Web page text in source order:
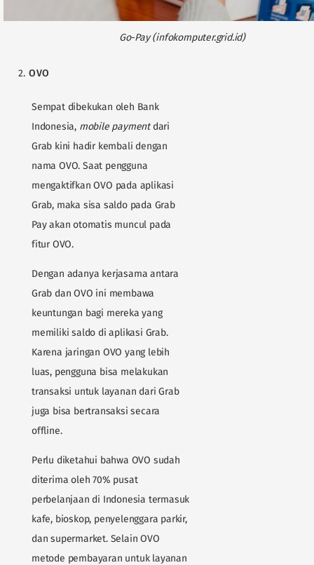
Go-Pay (infokomputer.grid.id)
OVO
Sempat dibekukan oleh Bank
Indonesia, mobile payment dari
Grab kini hadir kembali dengan
nama OVO. Saat pengguna
mengaktifkan OVO pada aplikasi
Grab, maka sisa saldo pada Grab
Pay akan otomatis muncul pada
fitur OVO.
Dengan adanya kerjasama antara
Grab dan OVO ini membawa
keuntungan bagi mereka yang
memiliki saldo di aplikasi Grab.
Karena jaringan OVO yang lebih
luas, pengguna bisa melakukan
transaksi untuk layanan dari Grab
juga bisa bertransaksi secara
offline.
Perlu diketahui bahwa OVO sudah
diterima oleh 70% pusat
perbelanjaan di Indonesia termasuk
kafe, bioskop, penyelenggara parkir,
dan supermarket. Selain OVO
metode pembayaran untuk layanan